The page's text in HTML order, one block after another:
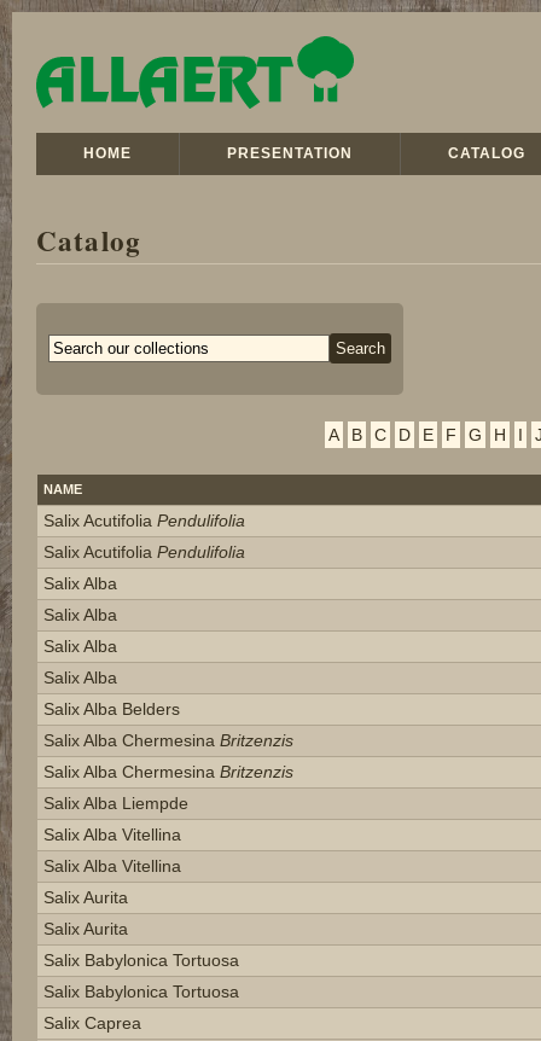
HOME PRESENTATION CATALOG
Catalog
A B C D E F G H I
NAME
Salix Acutifolia Pendulifolia
Salix Acutifolia Pendulifolia
Salix Alba
Salix Alba
Salix Alba
Salix Alba
Salix Alba Belders
Salix Alba Chermesina Britzenzis
Salix Alba Chermesina Britzenzis
Salix Alba Liempde
Salix Alba Vitellina
Salix Alba Vitellina
Salix Aurita
Salix Aurita
Salix Babylonica Tortuosa
Salix Babylonica Tortuosa
Salix Caprea